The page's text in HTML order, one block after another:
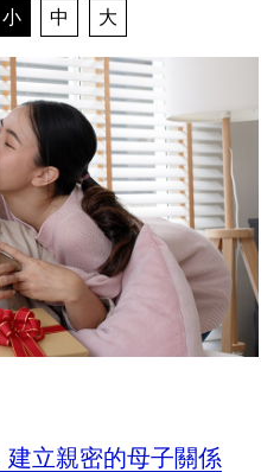
小 中 大
立親密的母子關係